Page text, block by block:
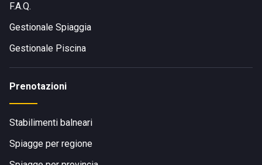
F.A.Q.
Gestionale Spiaggia
Gestionale Piscina
Prenotazioni
Stabilimenti balneari
Spiagge per regione